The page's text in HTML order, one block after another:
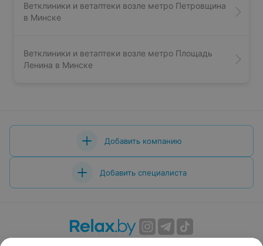
Ветклиники и ветаптеки возле метро Петровщина
в Минске
Ветклиники и ветаптеки возле метро Площадь
Ленина в Минске
Добавить компанию
Добавить специалиста